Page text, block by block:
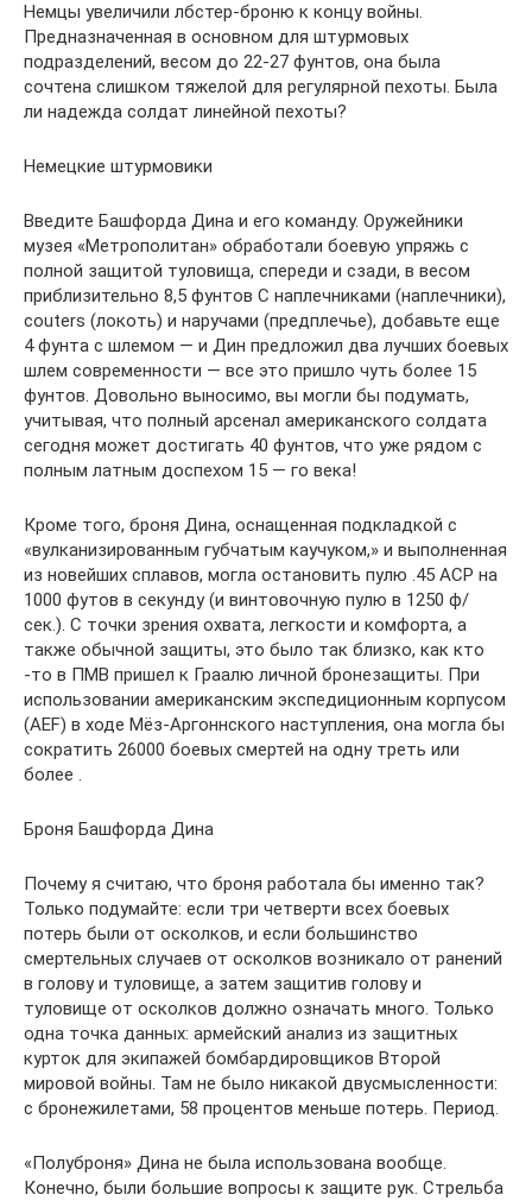
Немцы увеличили лбстер-броню к концу войны.
Предназначенная в основном для штурмовых
подразделений, весом до 22-27 фунтов, она была
сочтена слишком тяжелой для регулярной пехоты. Была
ли надежда солдат линейной пехоты?
Немецкие штурмовики
Введите Башфорда Дина и его команду. Оружейники
музея «Метрополитан» обработали боевую упряжь с
полной защитой туловища, спереди и сзади, в весом
приблизительно 8,5 фунтов С наплечниками (наплечники),
couters (локоть) и наручами (предплечье), добавьте еще
4 фунта с шлемом — и Дин предложил два лучших боевых
шлем современности — все это пришло чуть более 15
фунтов. Довольно выносимо, вы могли бы подумать,
учитывая, что полный арсенал американского солдата
сегодня может достигать 40 фунтов, что уже рядом с
полным латным доспехом 15 — го века!
Кроме того, броня Дина, оснащенная подкладкой с
«вулканизированным губчатым каучуком,» и выполненная
из новейших сплавов, могла остановить пулю .45 АСР на
1000 футов в секунду (и винтовочную пулю в 1250 ф/
сек.). С точки зрения охвата, легкости и комфорта, а
также обычной защиты, это было так близко, как кто
-то в ПМВ пришел к Граалю личной бронезащиты. При
использовании американским экспедиционным корпусом
(AEF) в ходе Мёз-Аргоннского наступления, она могла бы
сократить 26000 боевых смертей на одну треть или
более .
Броня Башфорда Дина
Почему я считаю, что броня работала бы именно так?
Только подумайте: если три четверти всех боевых
потерь были от осколков, и если большинство
смертельных случаев от осколков возникало от ранений
в голову и туловище, а затем защитив голову и
туловище от осколков должно означать много. Только
одна точка данных: армейский анализ из защитных
курток для экипажей бомбардировщиков Второй
мировой войны. Там не было никакой двусмысленности:
с бронежилетами, 58 процентов меньше потерь. Период.
«Полуброня» Дина не была использована вообще.
Конечно, были большие вопросы к защите рук. Стрельба